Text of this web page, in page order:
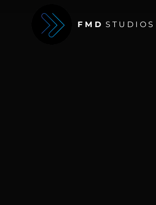
F M D S T U D I O S